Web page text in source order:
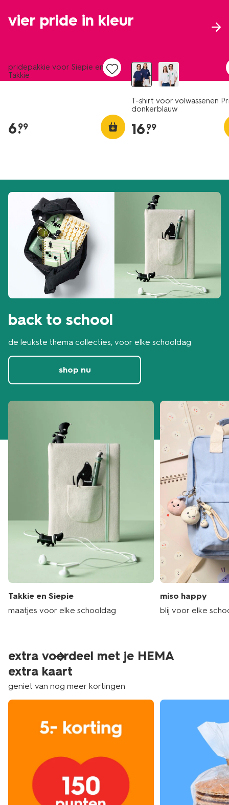
vier pride in kleur
pridepakkie voor Siepie en
Takkie
6.
99
T-shirt voor volwassenen
donkerblauw
16.
99
back to school
de leukste thema collecties, voor elke schooldag
shop nu
Takkie en Siepie
maatjes voor elke schooldag
miso happy
blij voor elke
extra voordeel met je HEMA
extra kaart
geniet van nog meer kortingen